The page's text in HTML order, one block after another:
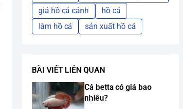
giá hồ cá cảnh
hồ cá
làm hồ cá
sản xuất hồ cá
BÀI VIẾT LIÊN QUAN
Cá betta có giá bao
nhiêu?